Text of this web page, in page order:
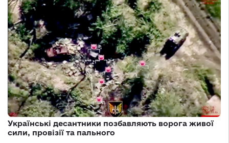
Українські десантники позбавляють ворога живої
сили, провізії та пального